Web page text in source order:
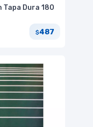
Tapa Dura 180
$487